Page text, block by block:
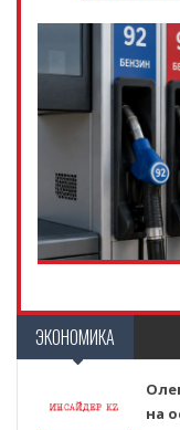
ЭКОНОМИКА
на